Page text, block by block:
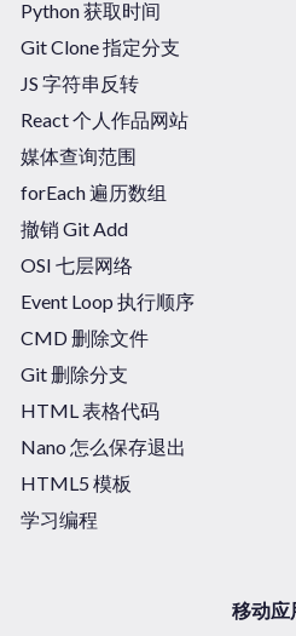
Python 获取时间
Git Clone 指定分支
JS 字符串反转
React 个人作品网站
媒体查询范围
forEach 遍历数组
撤销 Git Add
OSI 七层网络
Event Loop 执行顺序
CMD 删除文件
Git 删除分支
HTML 表格代码
Nano 怎么保存退出
HTML5 模板
学习编程
移动应